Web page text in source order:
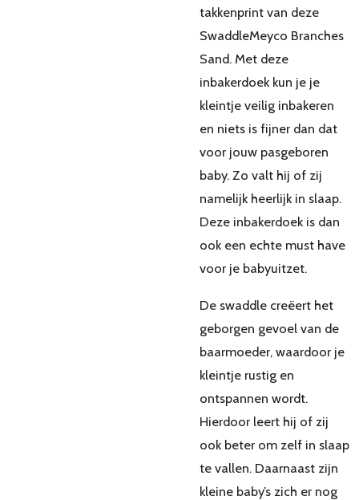
takkenprint van deze
SwaddleMeyco Branches
Sand. Met deze
inbakerdoek kun je je
kleintje veilig inbakeren
en niets is fijner dan dat
voor jouw pasgeboren
baby. Zo valt hij of zij
namelijk heerlijk in slaap.
Deze inbakerdoek is dan
ook een echte must have
voor je babyuitzet.
De swaddle creëert het
geborgen gevoel van de
baarmoeder, waardoor je
kleintje rustig en
ontspannen wordt.
Hierdoor leert hij of zij
ook beter om zelf in slaap
te vallen. Daarnaast zijn
kleine baby’s zich er nog